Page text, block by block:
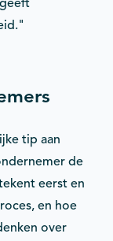
tip aan
de
eerst en
en hoe
over